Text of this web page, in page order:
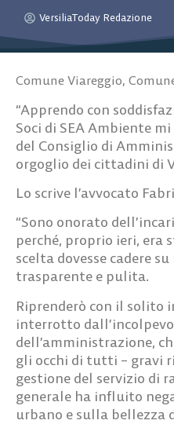
VersiliaToday Redazione
Comune Viareggio,
“Apprendo con
Soci di SEA Ambiente
del Consiglio di
orgoglio dei cittadini di
Lo scrive l’avvocato
“Sono onorato
perché, proprio ieri, era
scelta dovesse cadere
trasparente e pulita.
Riprenderò con il solito
interrotto
dell’amministrazione,
gli occhi di tutti – gravi
gestione del servizio di
generale ha influito
urbano e sulla bellezza